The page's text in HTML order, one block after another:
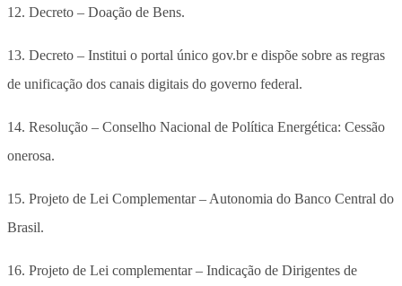
12. Decreto – Doação de Bens.
13. Decreto – Institui o portal único gov.br e dispõe sobre as regras
de unificação dos canais digitais do governo federal.
14. Resolução – Conselho Nacional de Política Energética: Cessão
onerosa.
15. Projeto de Lei Complementar – Autonomia do Banco Central do
Brasil.
16. Projeto de Lei complementar – Indicação de Dirigentes de